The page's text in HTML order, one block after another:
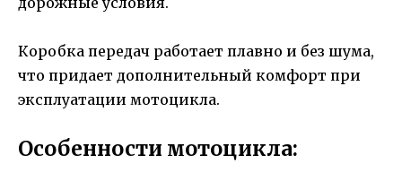
Коробка передач работает плавно и без шума,
что придает дополнительный комфорт при
эксплуатации мотоцикла.
Особенности мотоцикла: